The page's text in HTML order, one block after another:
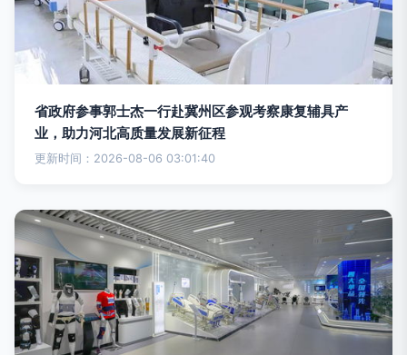
省政府参事郭士杰一行赴冀州区参观考察康复辅具产
业，助力河北高质量发展新征程
更新时间：2026-08-06 03:01:40